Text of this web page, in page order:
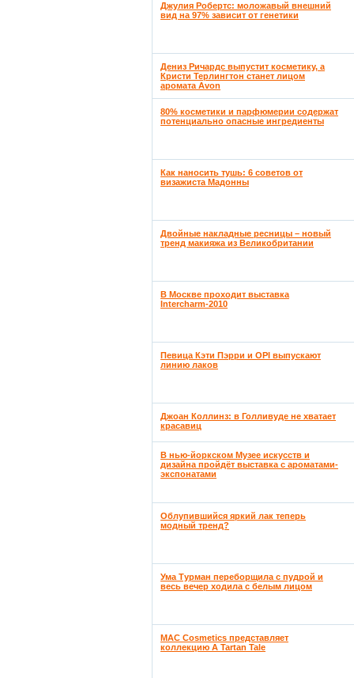
Джулия Робертс: моложавый внешний
вид на 97% зависит от генетики
Дениз Ричардс выпустит косметику, а
Кристи Терлингтон станет лицом
аромата Avon
80% косметики и парфюмерии содержат
потенциально опасные ингредиенты
Как наносить тушь: 6 советов от
визажиста Мадонны
Двойные накладные ресницы – новый
тренд макияжа из Великобритании
В Москве проходит выставка
Intercharm-2010
Певица Кэти Пэрри и OPI выпускают
линию лаков
Джоан Коллинз: в Голливуде не хватает
красавиц
В нью-йоркском Музее искусств и
дизайна пройдёт выставка с ароматами-
экспонатами
Облупившийся яркий лак теперь
модный тренд?
Ума Турман переборщила с пудрой и
весь вечер ходила с белым лицом
MAC Cosmetics представляет
коллекцию A Tartan Tale